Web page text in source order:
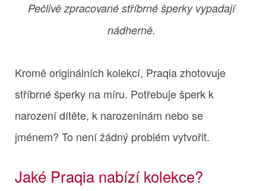
Pečlivě zpracované stříbrné šperky vypadají
nádherně.
Kromě originálních kolekcí, Praqia zhotovuje
stříbrné šperky na míru. Potřebuje šperk k
narození dítěte, k narozeninám nebo se
jménem? To není žádný problém vytvořit.
Jaké Praqia nabízí kolekce?